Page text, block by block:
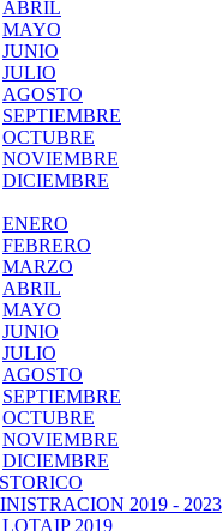
ABRIL
MAYO
JUNIO
JULIO
AGOSTO
SEPTIEMBRE
OCTUBRE
NOVIEMBRE
DICIEMBRE
ENERO
FEBRERO
MARZO
ABRIL
MAYO
JUNIO
JULIO
AGOSTO
SEPTIEMBRE
OCTUBRE
NOVIEMBRE
DICIEMBRE
2019 - 2023
LOTAIP 2019